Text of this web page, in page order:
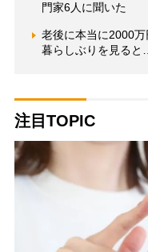
門家6人に聞いた
老後に本当に2000
暮らしぶりを見ると…
注目TOPIC